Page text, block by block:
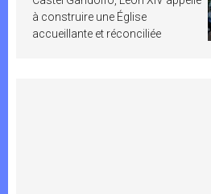
à construire une Église
accueillante et réconciliée